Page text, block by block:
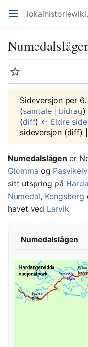
Åpne hovedmenyen
Overvåk
Sideversjon per
(samtale bidrag)
(diff) ← Eldre
sideversjon (diff)
Numedalslågen er
Glomma og
sitt utspring på
Numedal, Kongsberg
havet ved Larvik.
Numedalslågen